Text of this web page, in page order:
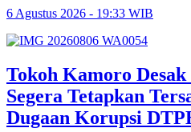
6 Agustus 2026 - 19:33 WIB
Tokoh Kamoro
Segera Tetapkan
Dugaan Korupsi